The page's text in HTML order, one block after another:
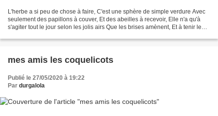
L'herbe a si peu de chose à faire, C'est une sphère de simple verdure Avec
seulement des papillons à couver, Et des abeilles à recevoir, Elle n'a qu'à
s'agiter tout le jour selon les jolis airs Que les brises amènent, Et à tenir le
mes amis les coquelicots
Publié le 27/05/2020 à 19:22
Par durgalola